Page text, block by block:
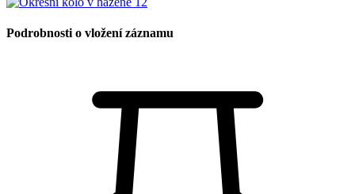
Podrobnosti o vložení záznamu